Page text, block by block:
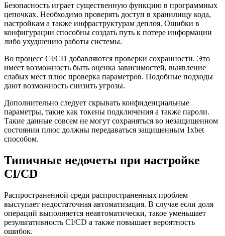
Безопасность играет существенную функцию в программных
цепочках. Необходимо проверять доступ в хранилищу кода,
настройкам а также инфраструктурам деплоя. Ошибки в
конфигурации способны создать путь к потере информации
либо ухудшению работы системы.
Во процесс CI/CD добавляются проверки сохранности. Это
имеет возможность быть оценка зависимостей, выявление
слабых мест плюс проверка параметров. Подобные подходы
дают возможность снизить угрозы.
Дополнительно следует скрывать конфиденциальные
параметры, такие как токены подключения а также пароли.
Такие данные совсем не могут сохраняться во незащищенном
состоянии плюс должны передаваться защищенным 1xbet
способом.
Типичные недочеты при настройке
CI/CD
Распространенной среди распространенных проблем
выступает недостаточная автоматизация. В случае если доля
операций выполняется неавтоматически, такое уменьшает
результативность CI/CD а также повышает вероятность
ошибок.